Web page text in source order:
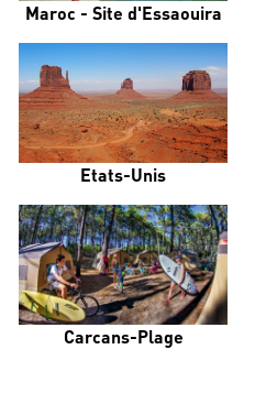
Maroc - Site d'Essaouira
Etats-Unis
Carcans-Plage